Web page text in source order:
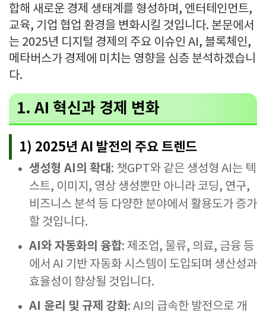
합해 새로운 경제 생태계를 형성하며, 엔터테인먼트,
교육, 기업 협업 환경을 변화시킬 것입니다. 본문에서
는 2025년 디지털 경제의 주요 이슈인 AI, 블록체인,
메타버스가 경제에 미치는 영향을 심층 분석하겠습니
다.
1. AI 혁신과 경제 변화
1) 2025년 AI 발전의 주요 트렌드
생성형 AI의 확대 : 챗GPT와 같은 생성형 AI는 텍
스트, 이미지, 영상 생성뿐만 아니라 코딩, 연구,
비즈니스 분석 등 다양한 분야에서 활용도가 증가
할 것입니다.
AI와 자동화의 융합: 제조업, 물류, 의료, 금융 등
에서 AI 기반 자동화 시스템이 도입되며 생산성과
효율성이 향상될 것입니다.
AI 윤리 및 규제 강화: AI의 급속한 발전으로 개